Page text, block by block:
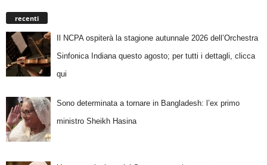
recenti
Il NCPA ospiterà la stagione autunnale 2026 dell’Orchestra
Sinfonica Indiana questo agosto; per tutti i dettagli, clicca
qui
Sono determinata a tornare in Bangladesh: l’ex primo
ministro Sheikh Hasina